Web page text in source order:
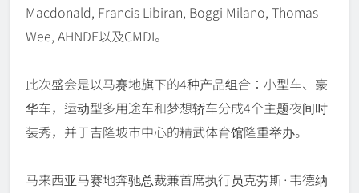
Macdonald, Francis Libiran, Boggi Milano, Thomas
Wee, AHNDE以及CMDI。
此次盛会是以马赛地旗下的4种产品组合：小型车、豪
华车，运动型多用途车和梦想轿车分成4个主题夜间时
装秀，并于吉隆坡市中心的精武体育馆隆重举办。
马来西亚马赛地奔驰总裁兼首席执行员克劳斯·韦德纳